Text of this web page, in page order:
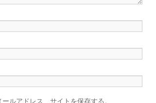
ルアドレス、サイトを保存する。